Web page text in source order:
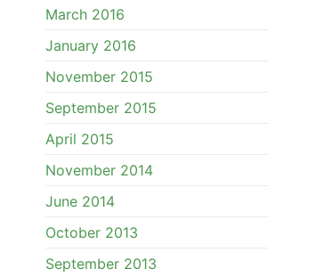
March 2016
January 2016
November 2015
September 2015
April 2015
November 2014
June 2014
October 2013
September 2013